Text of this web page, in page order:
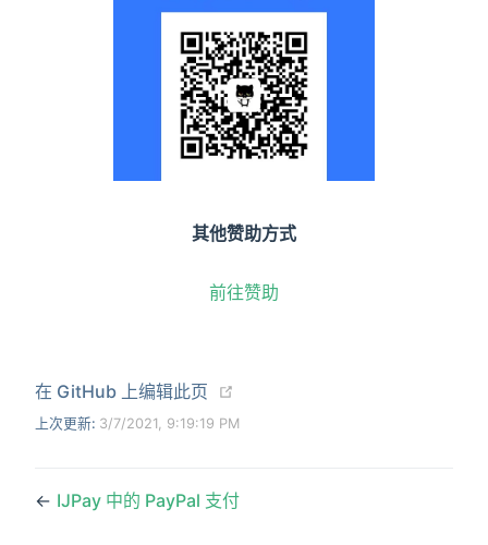
其他赞助方式
前往赞助
在 GitHub 上编辑此页
上次更新: 3/7/2021, 9:19:19 PM
← IJPay 中的 PayPal 支付